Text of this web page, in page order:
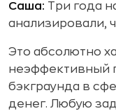
Саша: Три года
анализировали,
Это абсолютно
неэффективный
бэкграунда в
денег. Любую